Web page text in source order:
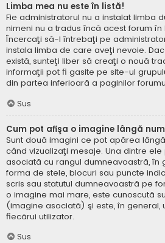
Limba mea nu este în listă!
Fie administratorul nu a instalat limba
nimeni nu a tradus încă acest forum
Încercaţi să-l întrebaţi pe
instala limba de care aveţi nevoie.
există, sunteţi liber să creaţi o nouă
informaţii pot fi gasite pe site-ul
din partea inferioară a paginilor
Sus
Cum pot afişa o imagine lângă
Sunt două imagini ce pot apărea
când vizualizaţi mesaje. Una dintre
asociată cu rangul dumneavoastră, în
forma de stele, blocuri sau puncte
scris sau statutul dumneavoastră pe
o imagine mai mare, este cunoscută
(imagine asociată) şi este, în general,
fiecărui utilizator.
Sus